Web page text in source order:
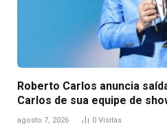
Roberto Carlos anuncia
Carlos de sua equipe de
agosto 7, 2026 0 Visitas